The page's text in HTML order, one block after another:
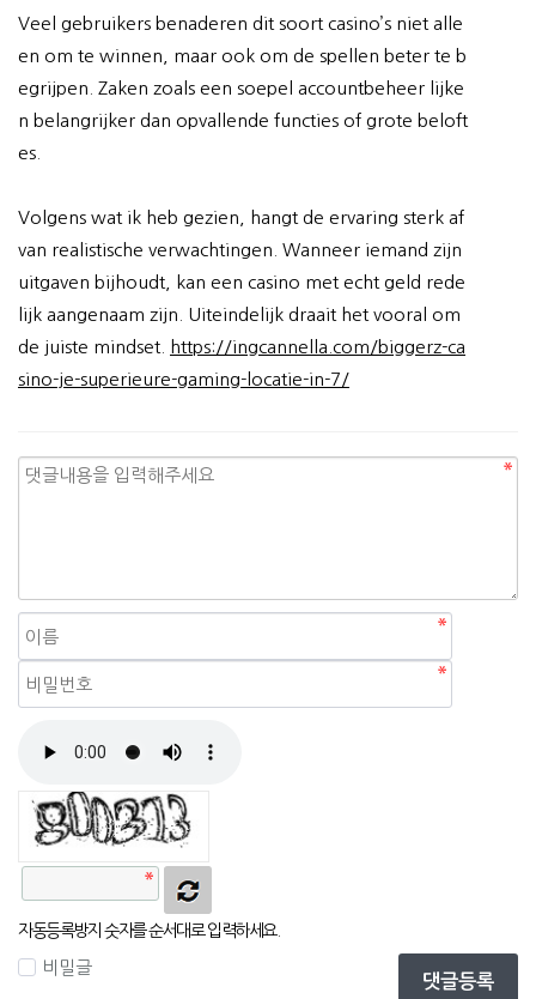
Veel gebruikers benaderen dit soort casino’s niet alle
en om te winnen, maar ook om de spellen beter te b
egrijpen. Zaken zoals een soepel accountbeheer lijke
n belangrijker dan opvallende functies of grote beloft
es.
Volgens wat ik heb gezien, hangt de ervaring sterk af
van realistische verwachtingen. Wanneer iemand zijn
uitgaven bijhoudt, kan een casino met echt geld rede
lijk aangenaam zijn. Uiteindelijk draait het vooral om
de juiste mindset.
https://ingcannella.com/biggerz-ca
sino-je-superieure-gaming-locatie-in-7/
자동등록방지 숫자를 순서대로 입력하세요.
비밀글
댓글등록